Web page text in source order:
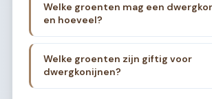
Welke groenten mag een
en hoeveel?
Welke groenten zijn giftig voor
dwergkonijnen?